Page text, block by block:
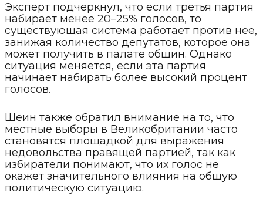
Эксперт подчеркнул, что если третья партия
набирает менее 20–25% голосов, то
существующая система работает против нее,
занижая количество депутатов, которое она
может получить в палате общин. Однако
ситуация меняется, если эта партия
начинает набирать более высокий процент
голосов.
Шеин также обратил внимание на то, что
местные выборы в Великобритании часто
становятся площадкой для выражения
недовольства правящей партией, так как
избиратели понимают, что их голос не
окажет значительного влияния на общую
политическую ситуацию.